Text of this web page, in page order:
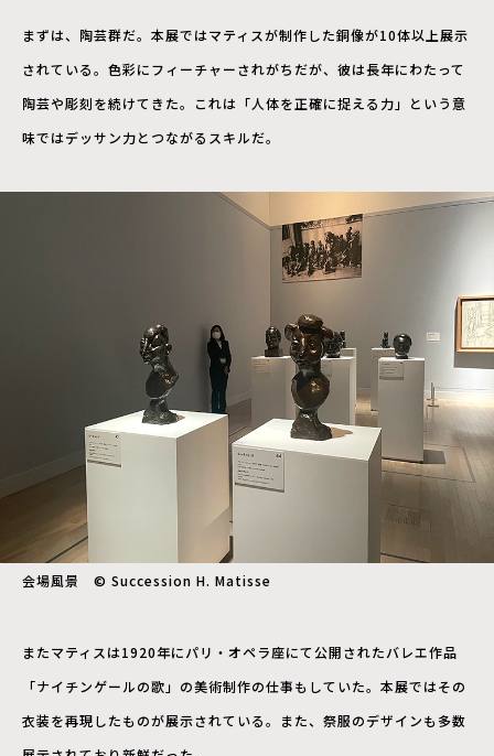
まずは、陶芸群だ。本展ではマティスが制作した銅像が10体以上展示
されている。色彩にフィーチャーされがちだが、彼は長年にわたって
陶芸や彫刻を続けてきた。これは「人体を正確に捉える力」という意
味ではデッサン力とつながるスキルだ。
会場風景 © Succession H. Matisse
またマティスは1920年にパリ・オペラ座にて公開されたバレエ作品
「ナイチンゲールの歌」の美術制作の仕事もしていた。本展ではその
衣装を再現したものが展示されている。また、祭服のデザインも多数